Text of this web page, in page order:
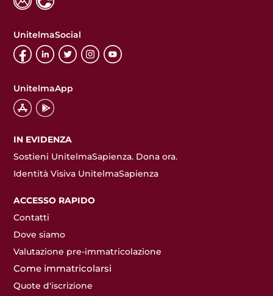
UnitelmaSocial
UnitelmaApp
IN EVIDENZA
Sostieni UnitelmaSapienza. Dona ora.
Identità Visiva UnitelmaSapienza
ACCESSO RAPIDO
Contatti
Dove siamo
Valutazione pre-immatricolazione
Come immatricolarsi
Quote d'iscrizione